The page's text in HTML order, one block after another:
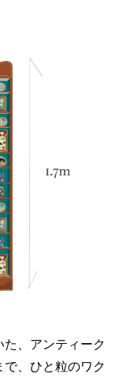
、アンティーク
、ひと粒のワク